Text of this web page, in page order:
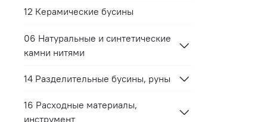
12 Керамические бусины
06 Натуральные и синтетические
камни нитями
14 Разделительные бусины, руны
16 Расходные материалы,
инструмент